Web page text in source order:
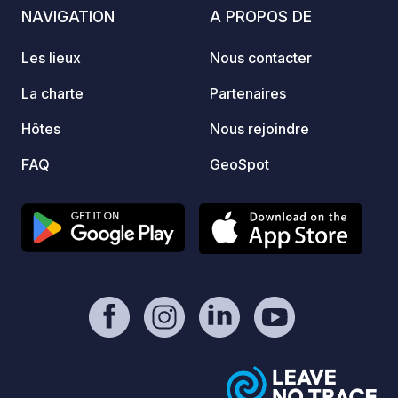
NAVIGATION
Les lieux
La charte
Hôtes
FAQ
A PROPOS DE
Nous contacter
Partenaires
Nous rejoindre
GeoSpot